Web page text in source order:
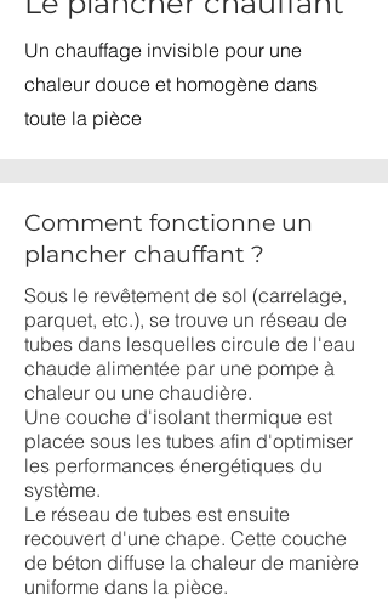
Un chauffage invisible pour une
chaleur douce et homogène dans
toute la pièce
Comment fonctionne un
plancher chauffant ?
Sous le revêtement de sol (carrelage,
parquet, etc.), se trouve un réseau de
tubes dans lesquelles circule de l'eau
chaude alimentée par une pompe à
chaleur ou une chaudière.
Une couche d'isolant thermique est
placée sous les tubes afin d'optimiser
les performances énergétiques du
système.
Le réseau de tubes est ensuite
recouvert d'une chape. Cette couche
de béton diffuse la chaleur de manière
uniforme dans la pièce.